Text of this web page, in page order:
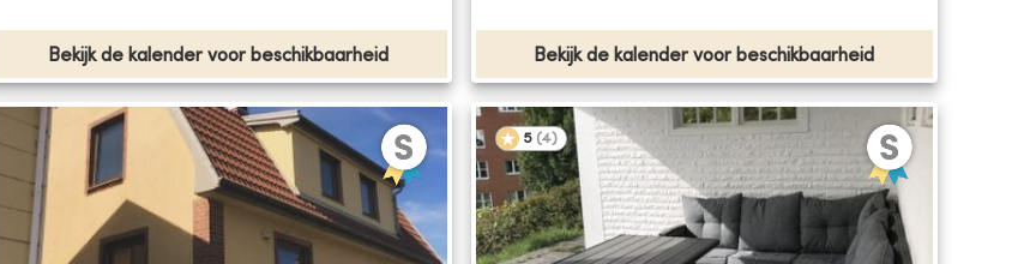
Bekijk de kalender voor beschikbaarheid Bekijk de kalender voor beschikbaarheid
5 (4)